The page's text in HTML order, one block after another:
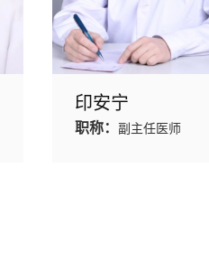
印安宁
职称：副主任医师